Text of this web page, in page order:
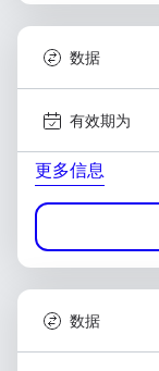
数据
有效期为
更多信息
数据